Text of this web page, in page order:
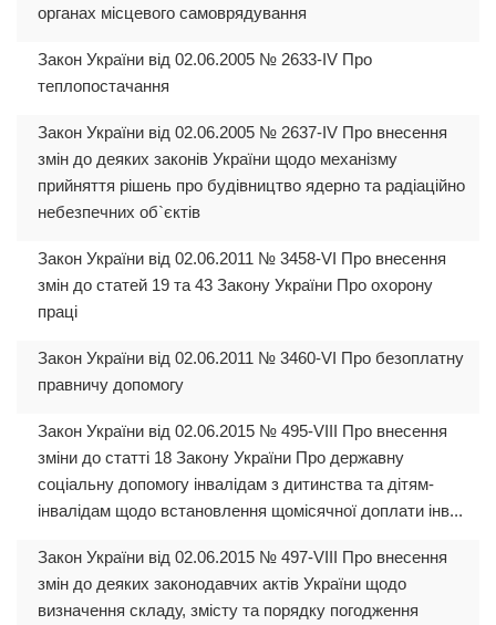
органах місцевого самоврядування
Закон України від 02.06.2005 № 2633-IV Про
теплопостачання
Закон України від 02.06.2005 № 2637-IV Про внесення
змін до деяких законів України щодо механізму
прийняття рішень про будівництво ядерно та радіаційно
небезпечних об`єктів
Закон України від 02.06.2011 № 3458-VI Про внесення
змін до статей 19 та 43 Закону України Про охорону
праці
Закон України від 02.06.2011 № 3460-VI Про безоплатну
правничу допомогу
Закон України від 02.06.2015 № 495-VIII Про внесення
зміни до статті 18 Закону України Про державну
соціальну допомогу інвалідам з дитинства та дітям-
інвалідам щодо встановлення щомісячної доплати інв...
Закон України від 02.06.2015 № 497-VIII Про внесення
змін до деяких законодавчих актів України щодо
визначення складу, змісту та порядку погодження